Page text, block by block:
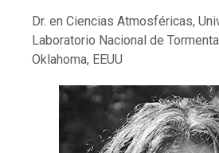
Dr. en Ciencias Atmosféricas,
Laboratorio Nacional de
Oklahoma, EEUU